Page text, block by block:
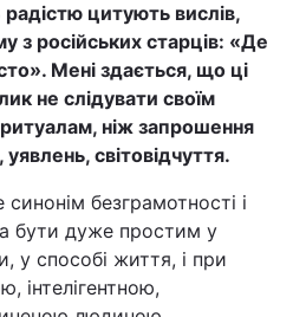
цитують вислів,
з російських старців: «Де
Мені здається, що ці
не слідувати своїм
ніж запрошення
світовідчуття.
безграмотності і
бути дуже простим у
у способі життя, і при
інтелігентною,